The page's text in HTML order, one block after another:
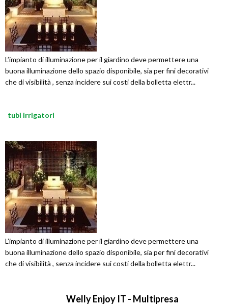
L’impianto di illuminazione per il giardino deve permettere una
buona illuminazione dello spazio disponibile, sia per fini decorativi
che di visibilità , senza incidere sui costi della bolletta elettr...
tubi irrigatori
L’impianto di illuminazione per il giardino deve permettere una
buona illuminazione dello spazio disponibile, sia per fini decorativi
che di visibilità , senza incidere sui costi della bolletta elettr...
Welly Enjoy IT - Multipresa